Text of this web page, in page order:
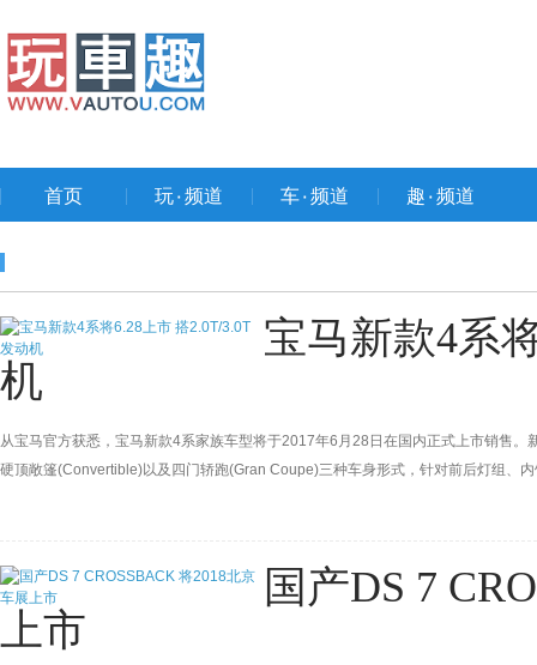
首页 玩۰频道 车۰频道 趣۰频道
宝马新款4系
机
从宝马官方获悉，宝马新款4系家族车型将于2017年6月28日在国内正式上市销售
硬顶敞篷(Convertible)以及四门轿跑(Gran Coupe)三种车身形式，针对前后灯组、
国产DS 7
上市